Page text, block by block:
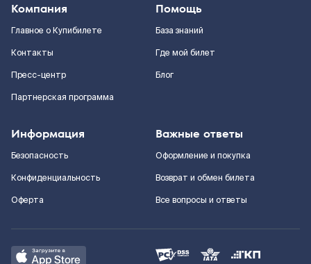
Компания
Главное о Купибилете
Контакты
Пресс-центр
Партнерская программа
Помощь
База знаний
Где мой билет
Блог
Информация
Безопасность
Конфиденциальность
Оферта
Важные ответы
Оформление и покупка
Возврат и обмен билета
Все вопросы и ответы